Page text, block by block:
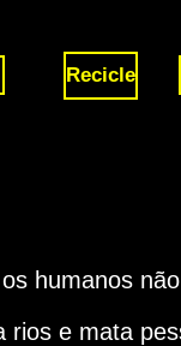
Recicle
humanos
rios e mata